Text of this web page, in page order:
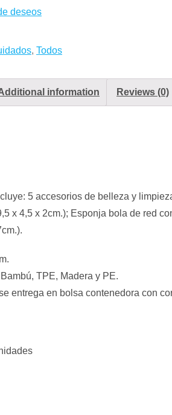
deseos
, Todos
information Reviews (0)
5 accesorios de belleza y
x 4,5 x 2cm.); Esponja bola de red
TPE, Madera y PE.
entrega en bolsa contenedora con